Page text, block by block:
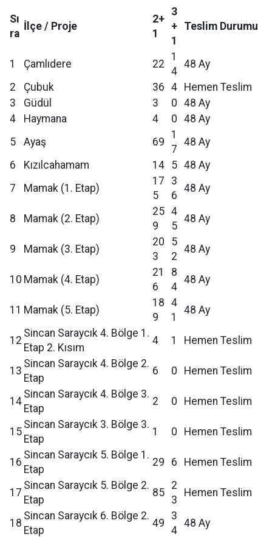
Sı
ra
İlçe / Proje
2+
1
3
+
1
Teslim Durumu
1 Çamlıdere 22
1
4
48 Ay
2
Çubuk 36 4
Hemen Teslim
3
Güdül 3 0 48 Ay
4
Haymana 4 0 48 Ay
5
Ayaş 69
1
7
48 Ay
6
Kızılcahamam 14 5 48 Ay
7
Mamak (1. Etap)
17
5
3
6
48 Ay
8 Mamak (2. Etap)
25
9
4
5
48 Ay
9 Mamak (3. Etap)
20
3
5
2
48 Ay
10 Mamak (4. Etap)
21
6
8
4
48 Ay
11 Mamak (5. Etap)
18
9
4
1
48 Ay
12
Sincan Saraycık 4. Bölge 1.
Etap 2. Kısım
4 1 Hemen Teslim
13
Sincan Saraycık 4. Bölge 2.
Etap
6 0 Hemen Teslim
14
Sincan Saraycık 4. Bölge 3.
Etap
2 0 Hemen Teslim
15
Sincan Saraycık 3. Bölge 3.
Etap
1 0 Hemen Teslim
16
Sincan Saraycık 5. Bölge 1.
Etap
29 6 Hemen Teslim
17
Sincan Saraycık 5. Bölge 2.
Etap
85
2
3
Hemen Teslim
18
Sincan Saraycık 6. Bölge 2.
Etap
49
3
4
48 Ay